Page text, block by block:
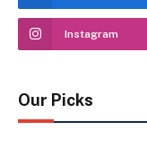
Instagram
Our Picks